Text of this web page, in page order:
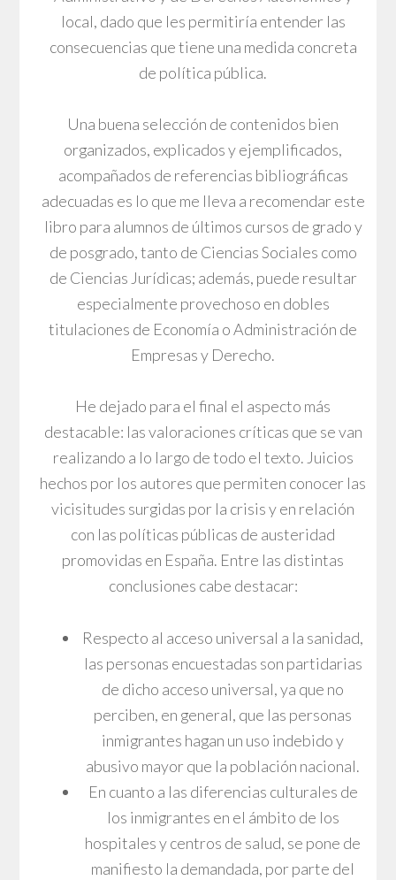
local, dado que les permitiría entender las
consecuencias que tiene una medida concreta
de política pública.
Una buena selección de contenidos bien
organizados, explicados y ejemplificados,
acompañados de referencias bibliográficas
adecuadas es lo que me lleva a recomendar este
libro para alumnos de últimos cursos de grado y
de posgrado, tanto de Ciencias Sociales como
de Ciencias Jurídicas; además, puede resultar
especialmente provechoso en dobles
titulaciones de Economía o Administración de
Empresas y Derecho.
He dejado para el final el aspecto más
destacable: las valoraciones críticas que se van
realizando a lo largo de todo el texto. Juicios
hechos por los autores que permiten conocer las
vicisitudes surgidas por la crisis y en relación
con las políticas públicas de austeridad
promovidas en España. Entre las distintas
conclusiones cabe destacar:
Respecto al acceso universal a la sanidad,
las personas encuestadas son partidarias
de dicho acceso universal, ya que no
perciben, en general, que las personas
inmigrantes hagan un uso indebido y
abusivo mayor que la población nacional.
En cuanto a las diferencias culturales de
los inmigrantes en el ámbito de los
hospitales y centros de salud, se pone de
manifiesto la demandada, por parte del